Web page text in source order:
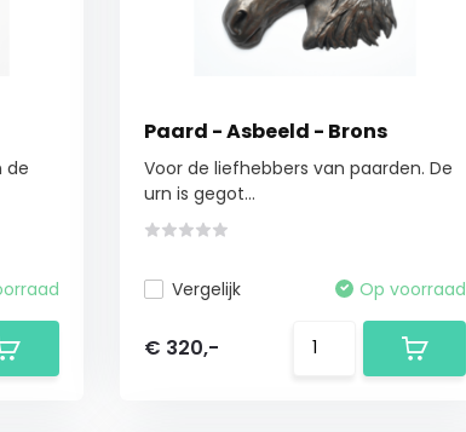
de
Paard - Asbeeld - Brons
Voor de liefhebbers van paarden. De
urn is gegot...
Vergelijk Op voorraad
€ 320,-